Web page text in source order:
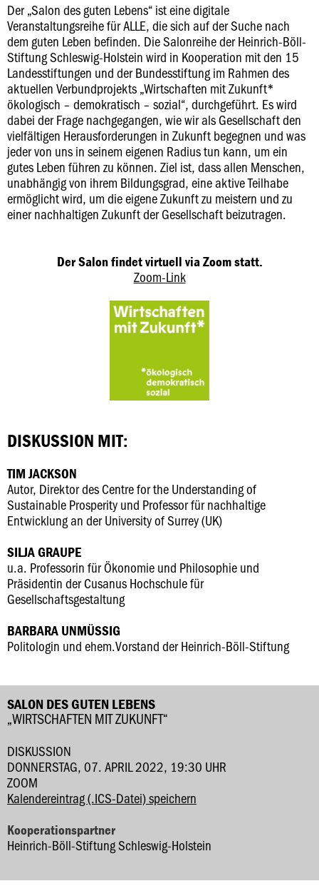
Der „Salon des guten Lebens“ ist eine digitale
Veranstaltungsreihe für ALLE, die sich auf der Suche nach
dem guten Leben befinden. Die Salonreihe der Heinrich-Böll-
Stiftung Schleswig-Holstein wird in Kooperation mit den 15
Landesstiftungen und der Bundesstiftung im Rahmen des
aktuellen Verbundprojekts „Wirtschaften mit Zukunft*
ökologisch – demokratisch – sozial“, durchgeführt. Es wird
dabei der Frage nachgegangen, wie wir als Gesellschaft den
vielfältigen Herausforderungen in Zukunft begegnen und was
jeder von uns in seinem eigenen Radius tun kann, um ein
gutes Leben führen zu können. Ziel ist, dass allen Menschen,
unabhängig von ihrem Bildungsgrad, eine aktive Teilhabe
ermöglicht wird, um die eigene Zukunft zu meistern und zu
einer nachhaltigen Zukunft der Gesellschaft beizutragen.
Der Salon findet virtuell via Zoom statt.
Zoom-Link
DISKUSSION MIT:
TIM JACKSON
Autor, Direktor des Centre for the Understanding of
Sustainable Prosperity und Professor für nachhaltige
Entwicklung an der University of Surrey (UK)
SILJA GRAUPE
u.a. Professorin für Ökonomie und Philosophie und
Präsidentin der Cusanus Hochschule für
Gesellschaftsgestaltung
BARBARA UNMÜSSIG
Politologin und ehem.Vorstand der Heinrich-Böll-Stiftung
SALON DES GUTEN LEBENS
„WIRTSCHAFTEN MIT ZUKUNFT“
DISKUSSION
DONNERSTAG, 07. APRIL 2022, 19:30 UHR
ZOOM
Kalendereintrag (.ICS-Datei) speichern
Kooperationspartner
Heinrich-Böll-Stiftung Schleswig-Holstein